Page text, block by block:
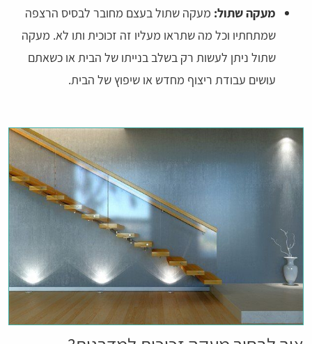
מעקה שתול: מעקה שתול בעצם מחובר לבסיס הרצפה
שמתחתיו וכל מה שתראו מעליו זה זכוכית ותו לא. מעקה
שתול ניתן לעשות רק בשלב בנייתו של הבית או כשאתם
עושים עבודת ריצוף מחדש או שיפוץ של הבית.